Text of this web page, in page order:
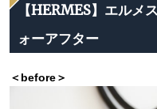
【HERMES】エルメ
ォーアフター
＜before＞